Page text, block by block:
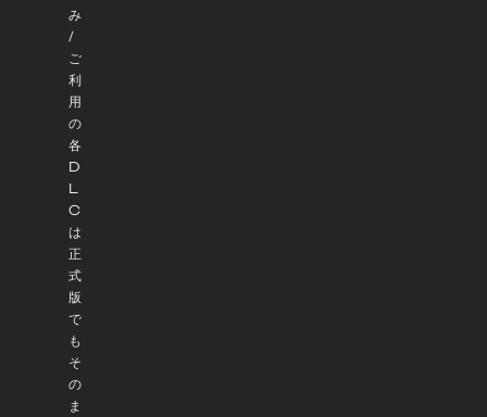
み
/
ご
利
用
の
各
D
L
C
は
正
式
版
で
も
そ
の
ま